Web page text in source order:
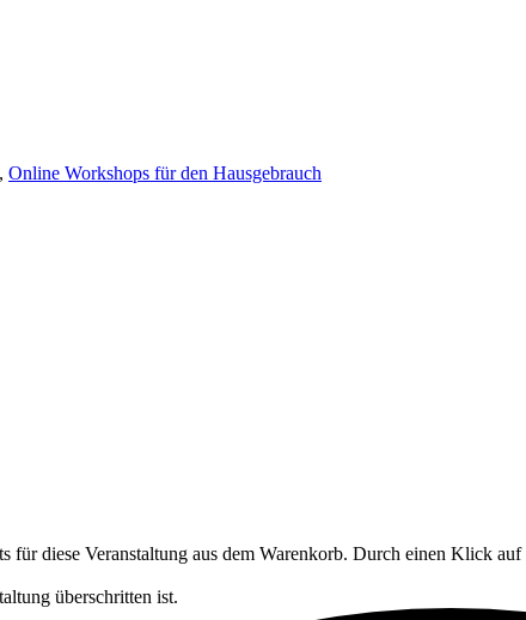
, Online Workshops für den Hausgebrauch
für diese Veranstaltung aus dem Warenkorb. Durch einen Klick
überschritten ist.